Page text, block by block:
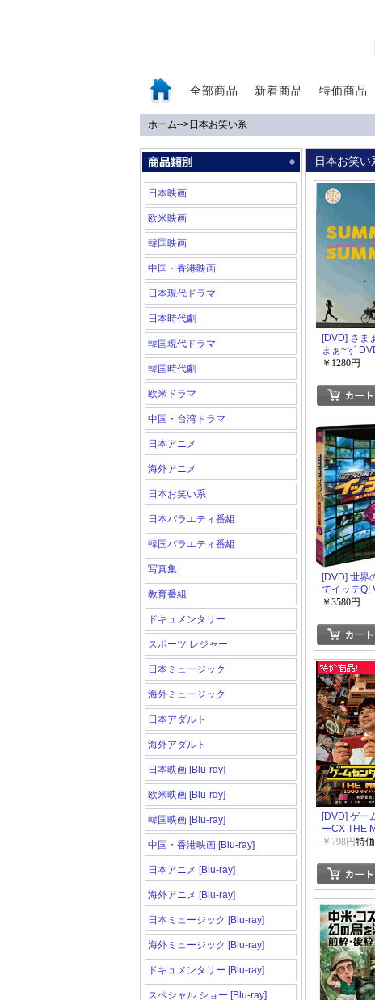
全部商品 新着商品 特価商品
ホーム-->日本お笑い系
日本映画
欧米映画
韓国映画
中国・香港映画
日本現代ドラマ
日本時代劇
韓国現代ドラマ
韓国時代劇
欧米ドラマ
中国・台湾ドラマ
日本アニメ
海外アニメ
日本お笑い系
日本バラエティ番組
韓国バラエティ番組
写真集
教育番組
ドキュメンタリー
スポーツ レジャー
日本ミュージック
海外ミュージック
日本アダルト
海外アダルト
日本映画 [Blu-ray]
欧米映画 [Blu-ray]
韓国映画 [Blu-ray]
中国・香港映画 [Blu-ray]
日本アニメ [Blu-ray]
海外アニメ [Blu-ray]
日本ミュージック [Blu-ray]
海外ミュージック [Blu-ray]
ドキュメンタリー [Blu-ray]
スペシャル ショー [Blu-ray]
日本お笑い
[DVD] さま
まぁ~ず
[Vol.26/27+
限定版)
￥1280円
[DVD] 世界
でイッテQ!
Vol.6
￥3580円
[DVD] ゲー
ーCX THE
1986 マイ
￥798円特
0